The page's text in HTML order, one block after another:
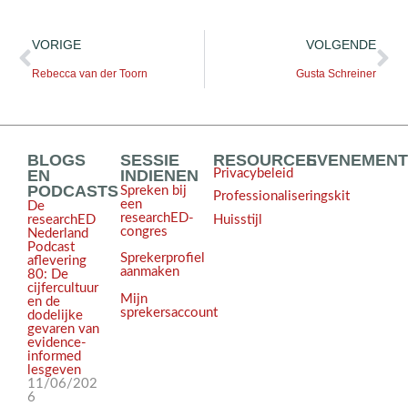
VORIGE
Rebecca van der Toorn
VOLGENDE
Gusta Schreiner
BLOGS
EN
PODCASTS
De
researchED
Nederland
Podcast
aflevering
80: De
cijfercultuur
en de
dodelijke
gevaren van
evidence-
informed
lesgeven
11/06/202
6
SESSIE
INDIENEN
Spreken bij
een
researchED-
congres
Sprekerprofiel
aanmaken
Mijn
sprekersaccount
RESOURCES
Privacybeleid
Professionaliseringskit
Huisstijl